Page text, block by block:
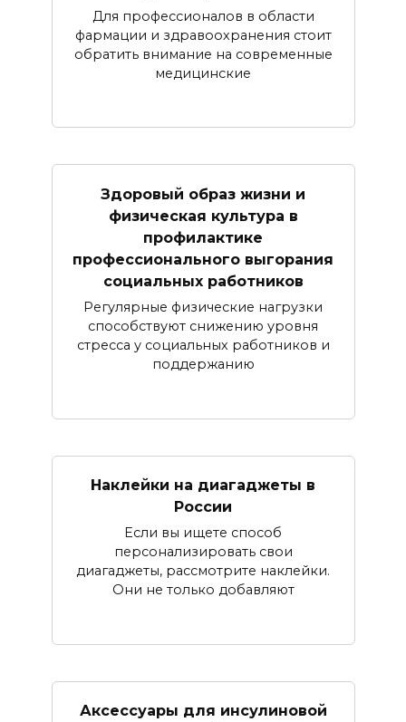
Для профессионалов в области
фармации и здравоохранения стоит
обратить внимание на современные
медицинские
Здоровый образ жизни и
физическая культура в
профилактике
профессионального выгорания
социальных работников
Регулярные физические нагрузки
способствуют снижению уровня
стресса у социальных работников и
поддержанию
Наклейки на диагаджеты в
России
Если вы ищете способ
персонализировать свои
диагаджеты, рассмотрите наклейки.
Они не только добавляют
Аксессуары для инсулиновой